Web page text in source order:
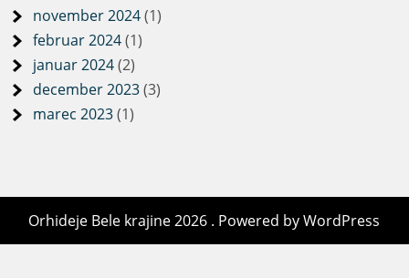
november 2024(1)
februar 2024(1)
januar 2024(2)
december 2023(3)
marec 2023(1)
Orhideje Bele krajine 2026 . Powered by WordPress